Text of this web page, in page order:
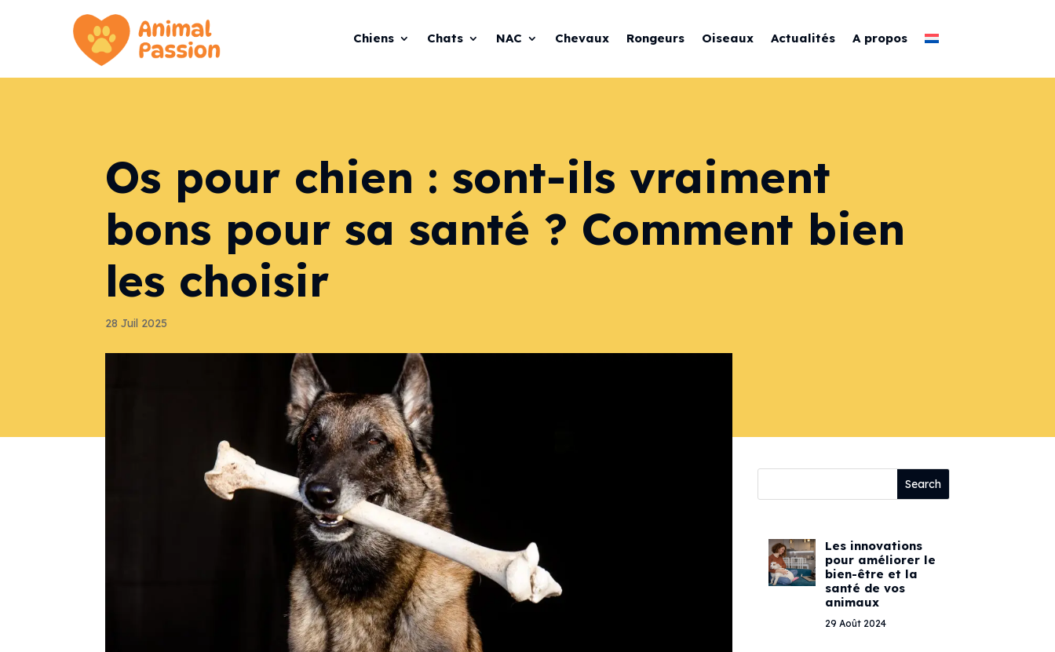
Chiens Chats NAC Chevaux Rongeurs Oiseaux Actualités A propos
Os pour chien : sont-ils vraiment
bons pour sa santé ? Comment bien
les choisir
28 Juil 2025
Les innovations
pour améliorer le
bien-être et la
santé de vos
animaux
29 Août 2024